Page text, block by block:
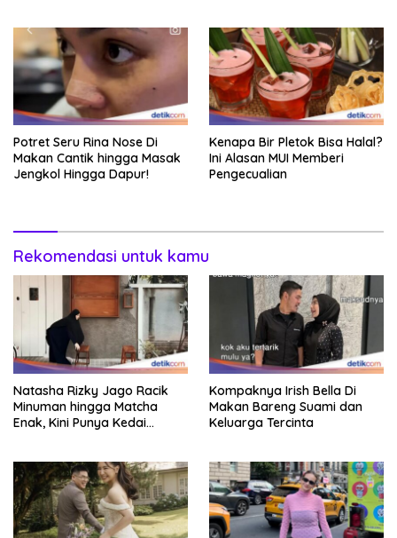
Potret Seru Rina Nose Di
Makan Cantik hingga Masak
Jengkol Hingga Dapur!
Kenapa Bir Pletok Bisa Halal?
Ini Alasan MUI Memberi
Pengecualian
Rekomendasi untuk kamu
Natasha Rizky Jago Racik
Minuman hingga Matcha
Enak, Kini Punya Kedai
Kompaknya Irish Bella Di
Makan Bareng Suami dan
Keluarga Tercinta